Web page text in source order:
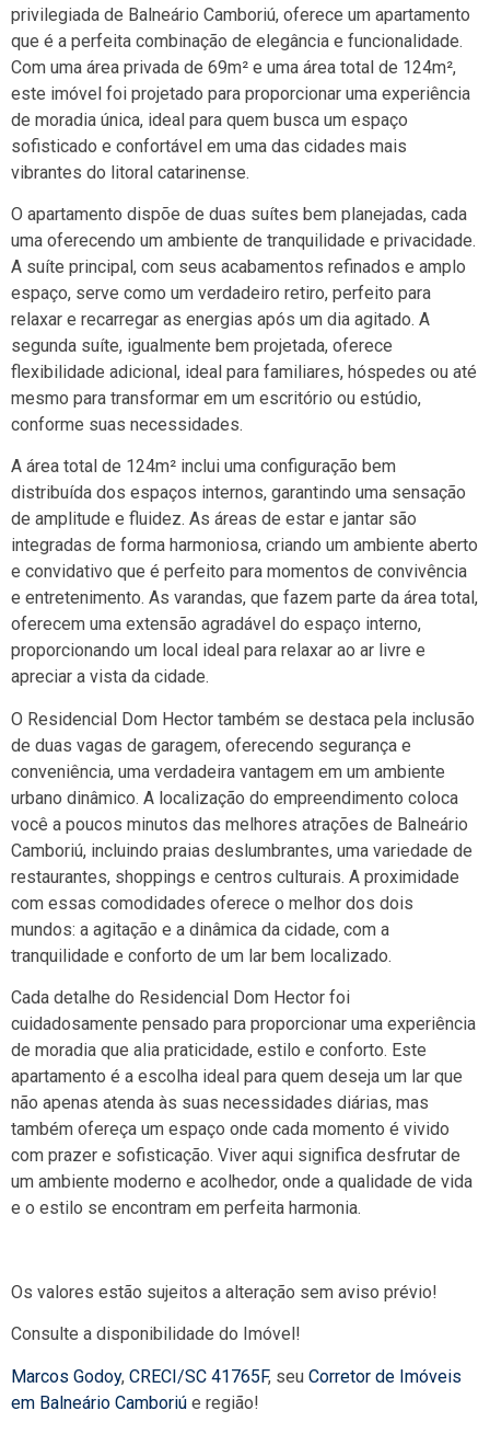
privilegiada de Balneário Camboriú, oferece um apartamento
que é a perfeita combinação de elegância e funcionalidade.
Com uma área privada de 69m² e uma área total de 124m²,
este imóvel foi projetado para proporcionar uma experiência
de moradia única, ideal para quem busca um espaço
sofisticado e confortável em uma das cidades mais
vibrantes do litoral catarinense.
O apartamento dispõe de duas suítes bem planejadas, cada
uma oferecendo um ambiente de tranquilidade e privacidade.
A suíte principal, com seus acabamentos refinados e amplo
espaço, serve como um verdadeiro retiro, perfeito para
relaxar e recarregar as energias após um dia agitado. A
segunda suíte, igualmente bem projetada, oferece
flexibilidade adicional, ideal para familiares, hóspedes ou até
mesmo para transformar em um escritório ou estúdio,
conforme suas necessidades.
A área total de 124m² inclui uma configuração bem
distribuída dos espaços internos, garantindo uma sensação
de amplitude e fluidez. As áreas de estar e jantar são
integradas de forma harmoniosa, criando um ambiente aberto
e convidativo que é perfeito para momentos de convivência
e entretenimento. As varandas, que fazem parte da área total,
oferecem uma extensão agradável do espaço interno,
proporcionando um local ideal para relaxar ao ar livre e
apreciar a vista da cidade.
O Residencial Dom Hector também se destaca pela inclusão
de duas vagas de garagem, oferecendo segurança e
conveniência, uma verdadeira vantagem em um ambiente
urbano dinâmico. A localização do empreendimento coloca
você a poucos minutos das melhores atrações de Balneário
Camboriú, incluindo praias deslumbrantes, uma variedade de
restaurantes, shoppings e centros culturais. A proximidade
com essas comodidades oferece o melhor dos dois
mundos: a agitação e a dinâmica da cidade, com a
tranquilidade e conforto de um lar bem localizado.
Cada detalhe do Residencial Dom Hector foi
cuidadosamente pensado para proporcionar uma experiência
de moradia que alia praticidade, estilo e conforto. Este
apartamento é a escolha ideal para quem deseja um lar que
não apenas atenda às suas necessidades diárias, mas
também ofereça um espaço onde cada momento é vivido
com prazer e sofisticação. Viver aqui significa desfrutar de
um ambiente moderno e acolhedor, onde a qualidade de vida
e o estilo se encontram em perfeita harmonia.
Os valores estão sujeitos a alteração sem aviso prévio!
Consulte a disponibilidade do Imóvel!
Marcos Godoy, CRECI/SC 41765F, seu Corretor de Imóveis
em Balneário Camboriú e região!